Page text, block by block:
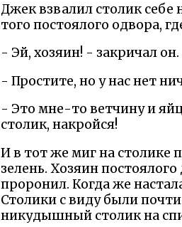
Джек взвалил столик себе
того постоялого oдвора,
- Эй, хозяин! - закричал
- Простите, но у нас нет
- Это мне-то ветчину и
столик, накройся!
И в тот же миг на столике
зелень. Хозяин
проронил. Когда же
Столики с виду были
никудышный столик на